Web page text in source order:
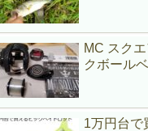
MC スク
クボール
1万円台で